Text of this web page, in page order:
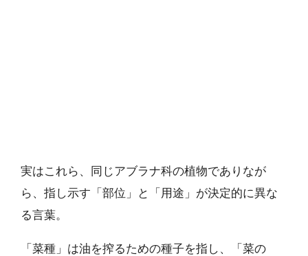
実はこれら、同じアブラナ科の植物でありなが
ら、指し示す「部位」と「用途」が決定的に異な
る言葉。
「菜種」は油を搾るための種子を指し、「菜の